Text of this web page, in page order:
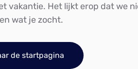
vakantie. Het lijkt erop dat we
wat je zocht.
de startpagina